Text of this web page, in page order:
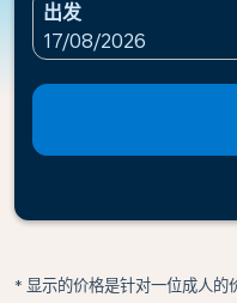
出发
fc-booking-
17/08/2026
* 显示的价格是针对一位成人的